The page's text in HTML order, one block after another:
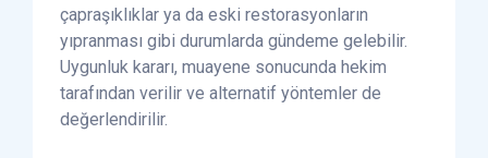
çapraşıklıklar ya da eski restorasyonların
yıpranması gibi durumlarda gündeme gelebilir.
Uygunluk kararı, muayene sonucunda hekim
tarafından verilir ve alternatif yöntemler de
değerlendirilir.